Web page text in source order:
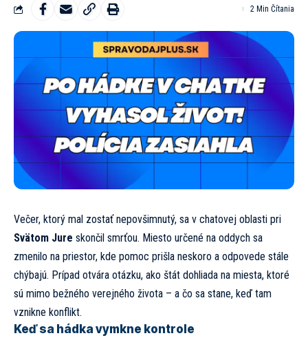
2 Min Čítania
Večer, ktorý mal zostať nepovšimnutý, sa v chatovej oblasti pri
Svätom Jure skončil smrťou. Miesto určené na oddych sa
zmenilo na priestor, kde pomoc prišla neskoro a odpovede stále
chýbajú. Prípad otvára otázku, ako štát dohliada na miesta, ktoré
sú mimo bežného verejného života – a čo sa stane, keď tam
vznikne konflikt.
Keď sa hádka vymkne kontrole